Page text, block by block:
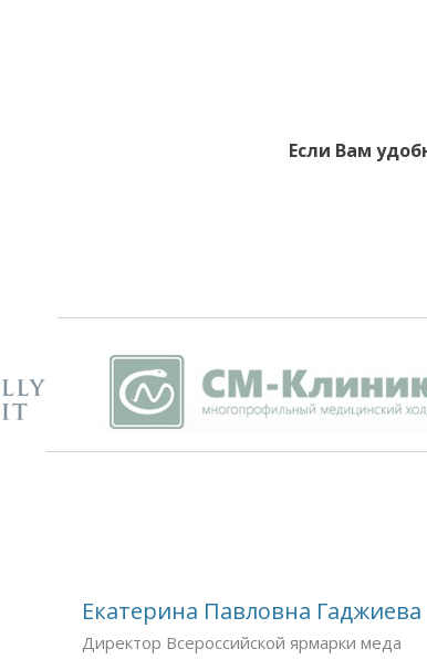
Если Вам
Екатерина Павловна Гаджиева
Директор Всероссийской ярмарки меда